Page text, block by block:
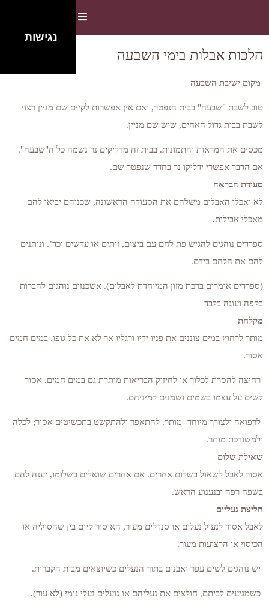
הלכות אבלות בימי השבעה
מקום ישיבת השבעה
טוב לשבת "שבעה" בבית הנפטר, ואם אין אפשרות לקיים שם מניין רצוי
לשבת בבית גדול האחים, שיש שם מניין.
מכסים את המראות והתמונות. בבית זה מדליקים נר נשמה כל ה"שבעה".
אם הדבר אפשרי ידליקו נר בחדר שנפטר שם.
סעודת הבראה
לא יאכלו האבלים משלהם את הסעודה הראשונה, שכניהם יביאו להם
מאכלי אבילות.
ספרדים נוהגים להגיש פת לחם עם ביצים, זיתים או עדשים וכד’. ונותנים
להם את הלחם בידם.
(ספרדים אומרים ברכת מזון המיוחדת לאבלים). אשכנזים נוהגים להברות
בקפה ועוגה בלבד
מקלחת
מותר לרחוץ במים צוננים את פניו ידיו ורגליו אך לא את כל גופו. במים חמים
אסור.
רחיצה להסרת לכלוך או לחיזוק הבריאות מותרת גם במים חמים. אסור
לשים על עצמו בשמים ושמנים למיניהם.
לרפואה ולצורך מיוחד- מותר. להתאפר ולהתקשט בתכשיטים אסור; לכלה
ולמשודכת מותר.
שאילת שלום
אסור לאבל לשאול בשלום אחרים. אם אחרים שואלים בשלומו, יענה להם
בשפה רפה ובנענוע הראש.
חליצת נעליים
לאבל אסור לנעול נעלים או סנדלים מעור, האיסור קיים בין שהסוליה או
הכיסוי או הרצועות מעור.
יש נוהגים לשים עפר ואבנים בתוך הנעלים כשיוצאים מבית הקברות.
כשמגיעים לביתם, חולצים את נעליהם או נועלים נעלי גומי (לא עור).
נגישות